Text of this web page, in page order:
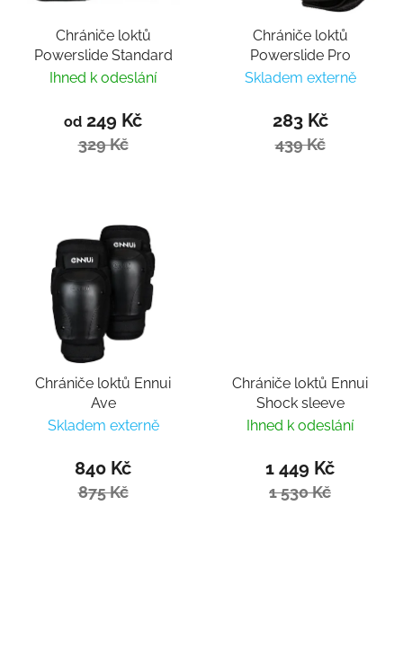
Chrániče loktů
Powerslide Standard
Ihned k odeslání
od 249 Kč
329 Kč
Chrániče loktů
Powerslide Pro
Skladem externě
283 Kč
439 Kč
Chrániče loktů Ennui
Ave
Skladem externě
840 Kč
875 Kč
Chrániče loktů Ennui
Shock sleeve
Ihned k odeslání
1 449 Kč
1 530 Kč